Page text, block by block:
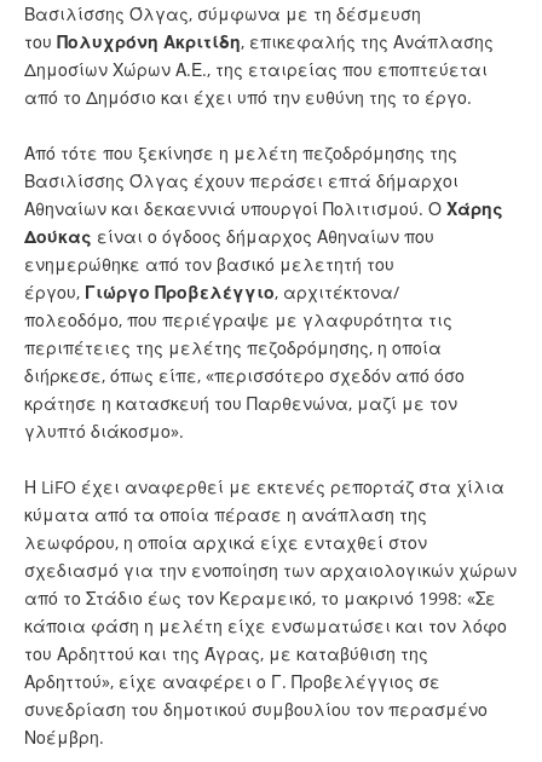
Βασιλίσσης Όλγας, σύμφωνα με τη δέσμευση
του Πολυχρόνη Ακριτίδη, επικεφαλής της Ανάπλασης
Δημοσίων Χώρων Α.Ε., της εταιρείας που εποπτεύεται
από το Δημόσιο και έχει υπό την ευθύνη της το έργο.
Από τότε που ξεκίνησε η μελέτη πεζοδρόμησης της
Βασιλίσσης Όλγας έχουν περάσει επτά δήμαρχοι
Αθηναίων και δεκαεννιά υπουργοί Πολιτισμού. Ο Χάρης
Δούκας είναι ο όγδοος δήμαρχος Αθηναίων που
ενημερώθηκε από τον βασικό μελετητή του
έργου, Γιώργο Προβελέγγιο, αρχιτέκτονα/
πολεοδόμο, που περιέγραψε με γλαφυρότητα τις
περιπέτειες της μελέτης πεζοδρόμησης, η οποία
διήρκεσε, όπως είπε, «περισσότερο σχεδόν από όσο
κράτησε η κατασκευή του Παρθενώνα, μαζί με τον
γλυπτό διάκοσμο».
Η LiFO έχει αναφερθεί με εκτενές ρεπορτάζ στα χίλια
κύματα από τα οποία πέρασε η ανάπλαση της
λεωφόρου, η οποία αρχικά είχε ενταχθεί στον
σχεδιασμό για την ενοποίηση των αρχαιολογικών χώρων
από το Στάδιο έως τον Κεραμεικό, το μακρινό 1998: «Σε
κάποια φάση η μελέτη είχε ενσωματώσει και τον λόφο
του Αρδηττού και της Άγρας, με καταβύθιση της
Αρδηττού», είχε αναφέρει ο Γ. Προβελέγγιος σε
συνεδρίαση του δημοτικού συμβουλίου τον περασμένο
Νοέμβρη.